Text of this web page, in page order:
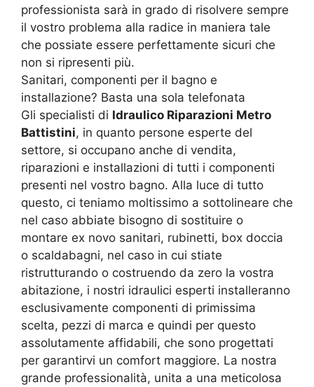
professionista sarà in grado di risolvere sempre
il vostro problema alla radice in maniera tale
che possiate essere perfettamente sicuri che
non si ripresenti più.
Sanitari, componenti per il bagno e
installazione? Basta una sola telefonata
Gli specialisti di Idraulico Riparazioni Metro
Battistini, in quanto persone esperte del
settore, si occupano anche di vendita,
riparazioni e installazioni di tutti i componenti
presenti nel vostro bagno. Alla luce di tutto
questo, ci teniamo moltissimo a sottolineare che
nel caso abbiate bisogno di sostituire o
montare ex novo sanitari, rubinetti, box doccia
o scaldabagni, nel caso in cui stiate
ristrutturando o costruendo da zero la vostra
abitazione, i nostri idraulici esperti installeranno
esclusivamente componenti di primissima
scelta, pezzi di marca e quindi per questo
assolutamente affidabili, che sono progettati
per garantirvi un comfort maggiore. La nostra
grande professionalità, unita a una meticolosa